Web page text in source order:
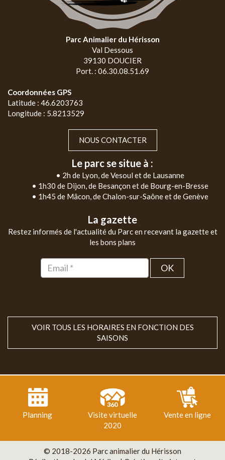
Parc Animalier du Hérisson
Val Dessous
39130 DOUCIER
Port. : 06.30.08.51.69
Coordonnées GPS
Latitude : 46.6203763
Longitude : 5.8213529
NOUS CONTACTER
Le parc se situe à :
• 2h de Lyon, de Vesoul et de Lausanne
• 1h30 de Dijon, de Besançon et de Bourg-en-Bresse
• 1h45 de Mâcon, de Chalon-sur-Saône et de Genève
La gazette
Restez informés de l'actualité du Parc en recevant la gazette et
les bons plans
OK
VOIR TOUS LES HORAIRES EN FONCTION DES
SAISONS
Planning
Visite virtuelle
2020
Vente en ligne
© 2018-2026 Parc animalier du Hérisson